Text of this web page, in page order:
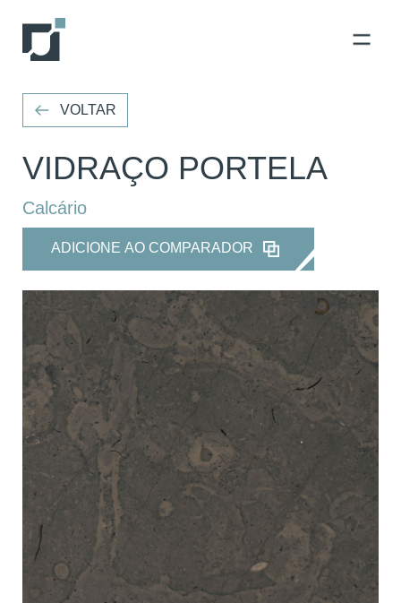
VOLTAR
VIDRAÇO PORTELA
Calcário
ADICIONE AO COMPARADOR